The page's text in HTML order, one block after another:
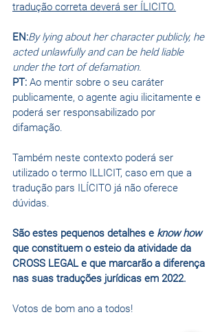
tradução correta deverá ser ÍLICITO.
EN:By lying about her character publicly, he
acted unlawfully and can be held liable
under the tort of defamation.
PT: Ao mentir sobre o seu caráter
publicamente, o agente agiu ilicitamente e
poderá ser responsabilizado por
difamação.
Também neste contexto poderá ser
utilizado o termo ILLICIT, caso em que a
tradução pars ILÍCITO já não oferece
dúvidas.
São estes pequenos detalhes e know how
que constituem o esteio da atividade da
CROSS LEGAL e que marcarão a diferença
nas suas traduções jurídicas em 2022.
Votos de bom ano a todos!